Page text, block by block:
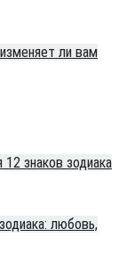
изменяет ли вам
12 знаков зодиака
любовь,